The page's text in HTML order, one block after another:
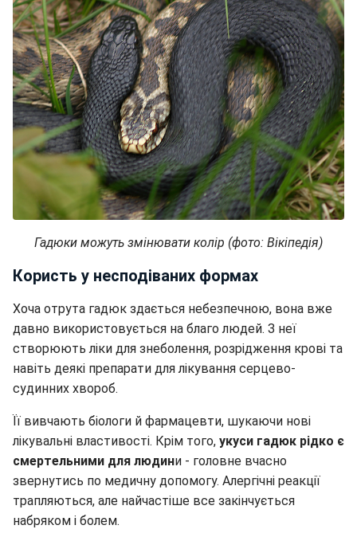
Гадюки можуть змінювати колір (фото: Вікіпедія)
Користь у несподіваних формах
Хоча отрута гадюк здається небезпечною, вона вже
давно використовується на благо людей. З неї
створюють ліки для знеболення, розрідження крові та
навіть деякі препарати для лікування серцево-
судинних хвороб.
Її вивчають біологи й фармацевти, шукаючи нові
лікувальні властивості. Крім того, укуси гадюк рідко є
смертельними для людини - головне вчасно
звернутись по медичну допомогу. Алергічні реакції
трапляються, але найчастіше все закінчується
набряком і болем.